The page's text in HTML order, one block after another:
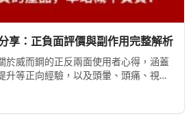
享：正負面評價與副作用完整解析
於威而鋼的正反兩面使用者心得，涵蓋
升等正向經驗，以及頭暈、頭痛、視覺